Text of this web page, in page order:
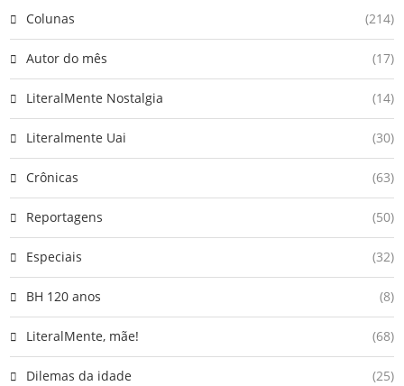
Colunas (214)
Autor do mês (17)
LiteralMente Nostalgia (14)
Literalmente Uai (30)
Crônicas (63)
Reportagens (50)
Especiais (32)
BH 120 anos (8)
LiteralMente, mãe! (68)
Dilemas da idade (25)